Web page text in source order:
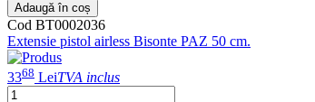
Adaugă în coș
Cod BT0002036
Extensie pistol airless Bisonte PAZ 50 cm.
3368 LeiTVA inclus